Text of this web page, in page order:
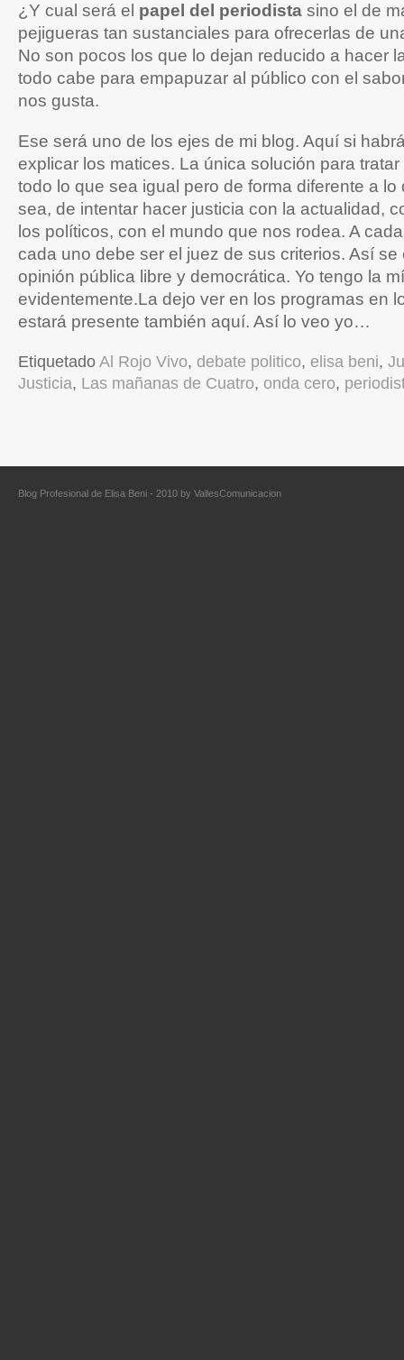
¿Y cual será el papel del periodista sino el de
pejigueras tan sustanciales para ofrecerlas de
No son pocos los que lo dejan reducido a hacer
todo cabe para empapuzar al público con el
nos gusta.
Ese será uno de los ejes de mi blog. Aquí si
explicar los matices. La única solución para
todo lo que sea igual pero de forma diferente a lo
sea, de intentar hacer justicia con la actualidad,
los políticos, con el mundo que nos rodea. A
cada uno debe ser el juez de sus criterios. Así se
opinión pública libre y democrática. Yo tengo la
evidentemente.La dejo ver en los programas en
estará presente también aquí. Así lo veo yo…
Etiquetado Al Rojo Vivo, debate politico, elisa beni,
Justicia, Las mañanas de Cuatro, onda cero,
Blog Profesional de Elisa Beni - 2010 by VallesComunicacion